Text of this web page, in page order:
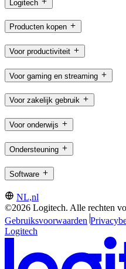
Logitech
Producten kopen
Voor productiviteit
Voor gaming en streaming
Voor zakelijk gebruik
Voor onderwijs
Ondersteuning
Software
NL,nl
©2026 Logitech. Alle rechten
Gebruiksvoorwaarden
Logitech